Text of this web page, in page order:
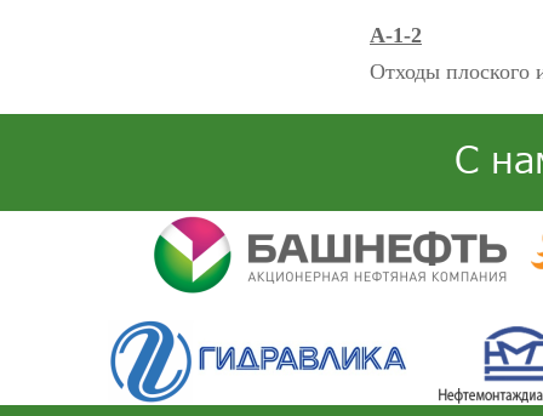
А-1-2
Отходы плоского
С